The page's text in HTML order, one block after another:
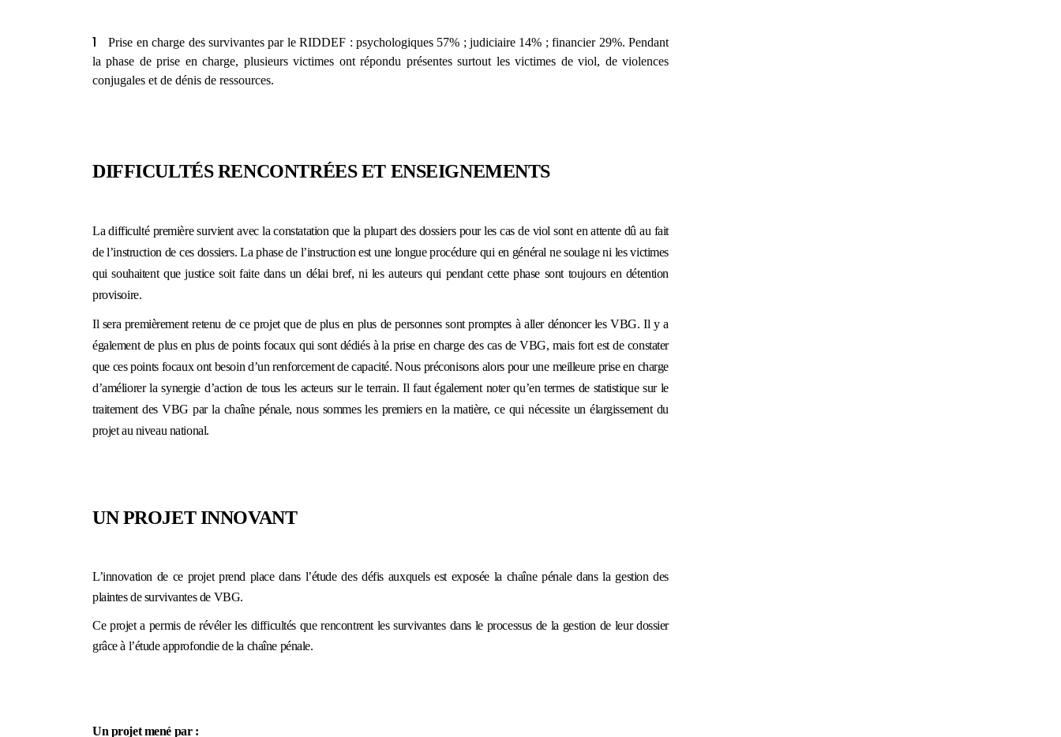
Prise en charge des survivantes par le RIDDEF : psychologiques 57% ; judiciaire 14% ; financier 29%. Pendant
la phase de prise en charge, plusieurs victimes ont répondu présentes surtout les victimes de viol, de violences
conjugales et de dénis de ressources.
DIFFICULTÉS RENCONTRÉES ET ENSEIGNEMENTS
La difficulté première survient avec la constatation que la plupart des dossiers pour les cas de viol sont en attente dû au fait
de l’instruction de ces dossiers. La phase de l’instruction est une longue procédure qui en général ne soulage ni les victimes
qui souhaitent que justice soit faite dans un délaibref, ni lesauteurs qui pendant cette phase sont toujours en détention
provisoire.
Il sera premièrement retenu de ce projetque de plus en plus de personnes sont promptes à aller dénoncer les VBG.Il y a
également de plus en plus de points focaux qui sont dédiés à la prise en charge des cas de VBG, mais fort est de constater
que ces points focaux ont besoin d’un renforcement de capacité.Nous préconisons alorspour une meilleure prise en charge
d’améliorerla synergie d’action de tous les acteurs sur le terrain. Il faut également noter qu’en termes de statistique sur le
traitement des VBG par la chaînepénale, nous sommes les premiers en la matière, ce qui nécessite un élargissement du
projet au niveau national.
UN PROJET INNOVANT
L’innovation de ce projet prend place dans l’étude des défis auxquels est exposée la chaîne pénale dans la gestion des
plaintes de survivantes de VBG.
Ce projet a permis de révéler les difficultés que rencontrent les survivantes dans le processus de la gestion de leur dossier
grâce à l’étude approfondie de la chaîne pénale.
Un projet mené par :